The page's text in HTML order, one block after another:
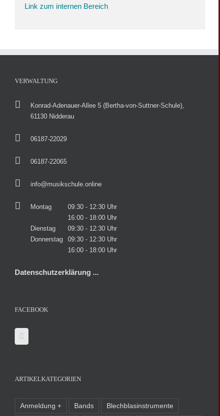
Link zum internen Bereich
VERWALTUNG
Konrad-Adenauer-Allee 5 (Bertha-von-Suttner-Schule),
61130 Nidderau
06187-22029
06187-22065
info@musikschule.online
Montag
09:30 - 12:30 Uhr
16:00 - 18:00 Uhr
Dienstag
09:30 - 12:30 Uhr
Donnerstag
09:30 - 12:30 Uhr
16:00 - 18:00 Uhr
Datenschutzerklärung ...
FACEBOOK
ARTIKELKATEGORIEN
Anmeldung + Bands Blechblasinstrumente